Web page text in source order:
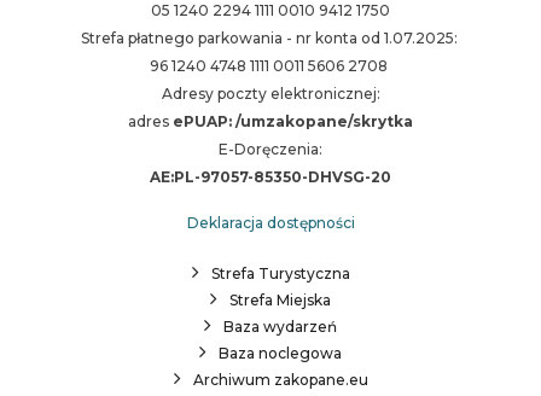
05 1240 2294 1111 0010 9412 1750
Strefa płatnego parkowania - nr konta od 1.07.2025:
96 1240 4748 1111 0011 5606 2708
Adresy poczty elektronicznej:
adres ePUAP: /umzakopane/skrytka
E-Doręczenia:
AE:PL-97057-85350-DHVSG-20
Deklaracja dostępności
Strefa Turystyczna
Strefa Miejska
Baza wydarzeń
Baza noclegowa
Archiwum zakopane.eu